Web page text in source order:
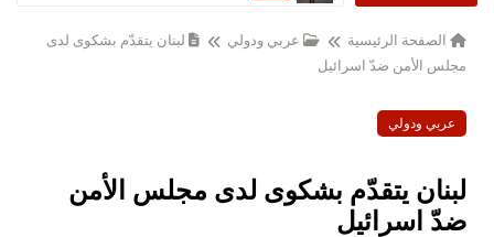
الصفحة الرئيسية عربي ودولي
لبنان يتقدّم بشكوى لدى
مجلس الأمن ضدّ اسرائيل
عربي ودولي
لبنان يتقدّم بشكوى لدى مجلس الأمن
ضدّ اسرائيل